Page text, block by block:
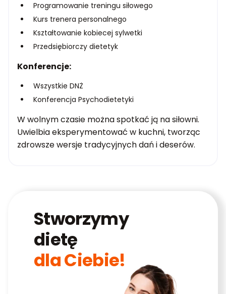
Programowanie treningu siłowego
Kurs trenera personalnego
Kształtowanie kobiecej sylwetki
Przedsiębiorczy dietetyk
Konferencje:
Wszystkie DNŻ
Konferencja Psychodietetyki
W wolnym czasie można spotkać ją na siłowni.
Uwielbia eksperymentować w kuchni, tworząc
zdrowsze wersje tradycyjnych dań i deserów.
Stworzymy
dietę
dla Ciebie!